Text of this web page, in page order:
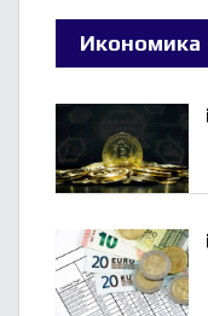
Икономика